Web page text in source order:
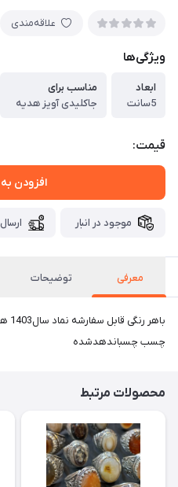
علاقه‌مندی
ویژگی‌ها
ابعاد
5سانت
مناسب برای
جاکلیدی آویز هدیه
قیمت:
افزودن
موجود در انبار
معرفی توضیحات
چسب چسباندهدشده
محصولات مرتبط